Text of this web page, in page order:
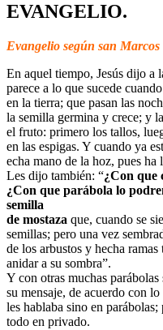
EVANGELIO.
Evangelio según san Marcos
En aquel tiempo, Jesús dijo a
parece a lo que sucede
en la tierra; que pasan las
la semilla germina y crece; y
el fruto: primero los tallos,
en las espigas. Y cuando ya
echa mano de la hoz, pues ha
Les dijo también: “¿Con que
¿Con que parábola lo
semilla
de mostaza que, cuando se
semillas; pero una vez
de los arbustos y hecha
anidar a su sombra”.
Y con otras muchas
su mensaje, de acuerdo con
les hablaba sino en
todo en privado.